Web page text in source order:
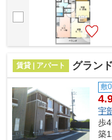
賃貸 | アパート グラン
敷0
宇
歩
築